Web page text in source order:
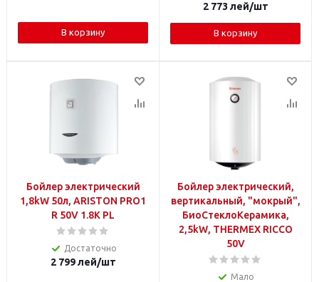
В корзину
2 773 лей/шт
В корзину
Бойлер электрический
1,8kW 50л, ARISTON PRO1
R 50V 1.8K PL
Достаточно
2 799лей/шт
Бойлер электрический,
вертикальный, "мокрый",
БиоСтеклоКерамика,
2,5kW, THERMEX RICCO
50V
Мало